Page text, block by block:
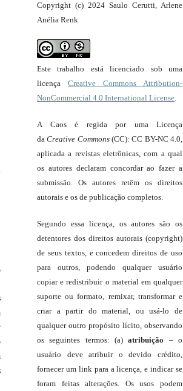
Copyright (c) 2024 Saulo Cerutti, Arlene
Anélia Renk
Este trabalho está licenciado sob uma
licença Creative Commons Attribution-
NonCommercial 4.0 International License.
A Caos é regida por uma Licença
daCreative Commons(CC): CC BY-NC 4.0,
aplicada a revistas eletrônicas, com a qual
os autores declaram concordar ao fazer a
submissão. Os autores retêm os direitos
autorais e os de publicação completos.
Segundo essa licença, os autores são os
detentores dos direitos autorais (copyright)
de seus textos, e concedem direitos de uso
para outros, podendo qualquer usuário
copiar e redistribuir o material em qualquer
suporte ou formato, remixar, transformar e
criar a partir do material, ou usá-lo de
qualquer outro propósito lícito, observando
os seguintes termos: (a)atribuição – o
usuário deve atribuir o devido crédito,
fornecer um link para a licença, e indicar se
foram feitas alterações. Os usos podem